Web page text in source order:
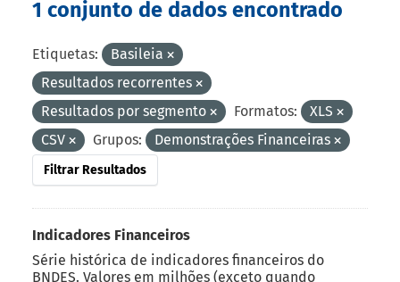
1 conjunto de dados encontrado
Etiquetas:
Basileia
Resultados recorrentes
Resultados por segmento
Formatos:
XLS
CSV
Grupos: Demonstrações Financeiras
Filtrar Resultados
Indicadores Financeiros
Série histórica de indicadores financeiros do
BNDES. Valores em milhões (exceto quando